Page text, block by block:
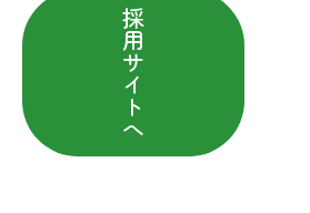
採
用
サ
イ
ト
へ